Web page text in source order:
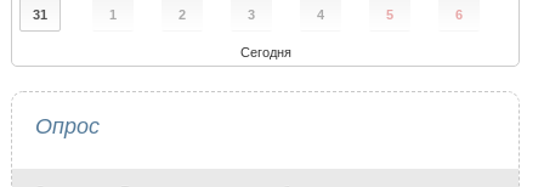
31 1 2 3 4 5 6
Сегодня
Опрос